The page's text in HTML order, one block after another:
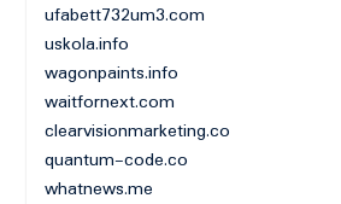
ufabett732um3.com
uskola.info
wagonpaints.info
waitfornext.com
clearvisionmarketing.co
quantum-code.co
whatnews.me